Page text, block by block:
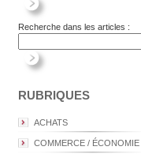
Recherche dans les articles :
RUBRIQUES
ACHATS
COMMERCE / ÉCONOMIE